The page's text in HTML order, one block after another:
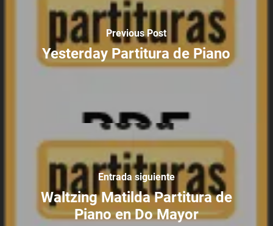
Previous Post
Yesterday Partitura de Piano
Entrada siguiente
Waltzing Matilda Partitura de
Piano en Do Mayor